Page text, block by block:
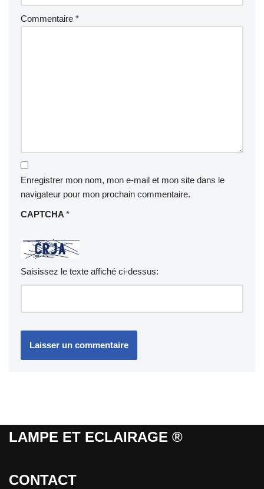
Commentaire *
Enregistrer mon nom, mon e-mail et mon site dans le
navigateur pour mon prochain commentaire.
CAPTCHA *
Saisissez le texte affiché ci-dessus:
LAMPE ET ECLAIRAGE ®
CONTACT